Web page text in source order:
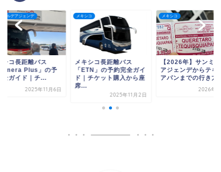
バス
」の予
チ...
年11月6日
メキシコ長距離バス
「ETN」の予約完全ガイ
ド｜チケット購入から座
席...
2025年11月2日
【2026年】サンミゲル
アジェンデからテキスキ
アパンまでの行き方
2026年1月6日